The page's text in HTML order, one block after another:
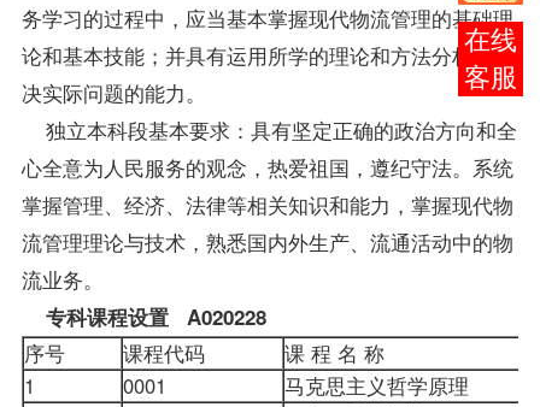
务学习的过程中，应当基本掌握现代物流管理的基础理
论和基本技能；并具有运用所学的理论和方法分析和解
决实际问题的能力。
独立本科段基本要求：具有坚定正确的政治方向和全
心全意为人民服务的观念，热爱祖国，遵纪守法。系统
掌握管理、经济、法律等相关知识和能力，掌握现代物
流管理理论与技术，熟悉国内外生产、流通活动中的物
流业务。
专科课程设置 A020228
序号
课程代码
课 程 名 称
1
0001
马克思主义哲学原理
报考
咨询